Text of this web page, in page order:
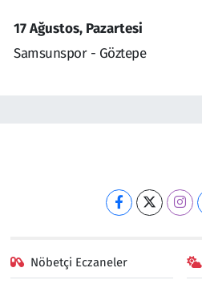
17 Ağustos, Pazartesi
Samsunspor - Göztepe
Nöbetçi Eczaneler